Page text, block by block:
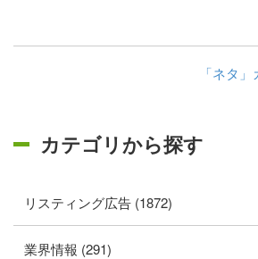
「ネタ
カテゴリから探す
リスティング広告 (1872)
業界情報 (291)